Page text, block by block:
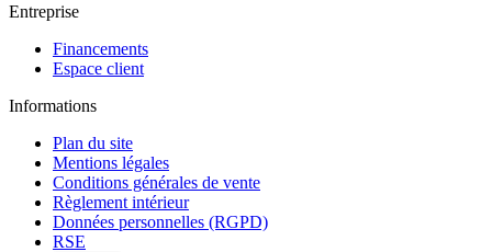
Entreprise
Financements
Espace client
Informations
Plan du site
Mentions légales
Conditions générales de vente
Règlement intérieur
Données personnelles (RGPD)
RSE